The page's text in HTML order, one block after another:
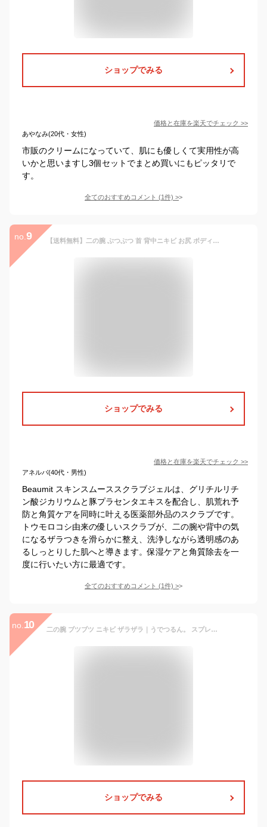
ショップでみる
価格と在庫を楽天でチェック >>
あやなみ(20代・女性)
市販のクリームになっていて、肌にも優しくて実用性が高
いかと思いますし3個セットでまとめ買いにもピッタリで
す。
全てのおすすめコメント (1件) >
no. 9 【送料無料】二の腕 ぶつぶつ 首 背中ニキビ お尻 ボディスクラブ 50g ベルガモット グリチルリチン酸ジカリウム 豚プラセンタ 保湿 角質除去 医薬部外品 [メーカーカタログ付] サイズ：50グラム (x 1)
ショップでみる
価格と在庫を楽天でチェック >>
アネルバ(40代・男性)
Beaumit スキンスムーススクラブジェルは、グリチルリチ
ン酸ジカリウムと豚プラセンタエキスを配合し、肌荒れ予
防と角質ケアを同時に叶える医薬部外品のスクラブです。
トウモロコシ由来の優しいスクラブが、二の腕や背中の気
になるザラつきを滑らかに整え、洗浄しながら透明感のあ
るしっとりした肌へと導きます。保湿ケアと角質除去を一
度に行いたい方に最適です。
全てのおすすめコメント (1件) >
no. 10 二の腕 ブツブツ ニキビ ザラザラ｜うでつるん。 スプレーボトル 30ml ｜植物生まれの肌に優しい角質ケアで気になる二の腕のぼつぼつ（ ぶつぶつ ）・にきび・にきび痕のお手入れ【メール便】
ショップでみる